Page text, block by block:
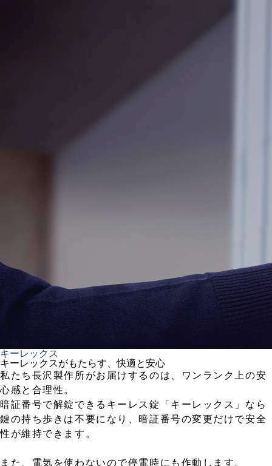
キーレックス
キーレックスがもたらす、快適と安心
私たち長沢製作所がお届けするのは、ワンランク上の安
心感と合理性。
暗証番号で解錠できるキーレス錠「キーレックス」なら
鍵の持ち歩きは不要になり、暗証番号の変更だけで安全
性が維持できます。
また、電気を使わないので停電時にも作動します。